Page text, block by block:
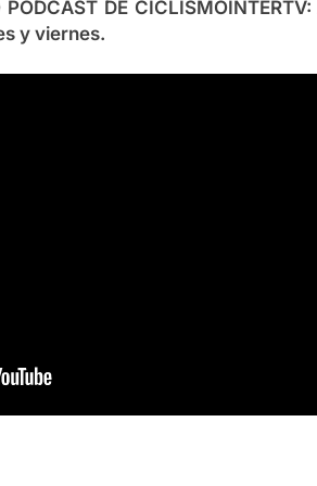
DE CICLISMOINTERTV:
y viernes.